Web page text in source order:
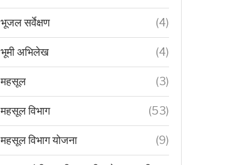
भूजल सर्वेक्षण (4)
भूमी अभिलेख (4)
महसूल (3)
महसूल विभाग (53)
महसूल विभाग योजना (9)